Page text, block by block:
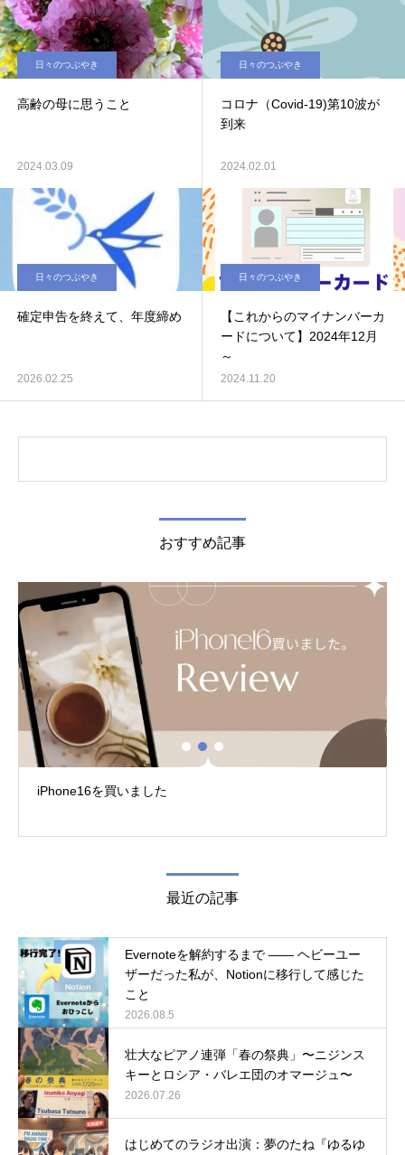
日々のつぶやき
高齢の母に思うこと
2024.03.09
日々のつぶやき
コロナ（Covid-19)第10波が
到来
2024.02.01
日々のつぶやき
確定申告を終えて、年度締め
2026.02.25
日々のつぶやき
【これからのマイナンバーカ
ードについて】2024年12月
～
2024.11.20
おすすめ記事
iPhone16を買いました
最近の記事
Evernoteを解約するまで ―― ヘビーユー
ザーだった私が、Notionに移行して感じた
こと
2026.08.5
壮大なピアノ連弾「春の祭典」〜ニジンス
キーとロシア・バレエ団のオマージュ〜
2026.07.26
はじめてのラジオ出演：夢のたね『ゆるゆ